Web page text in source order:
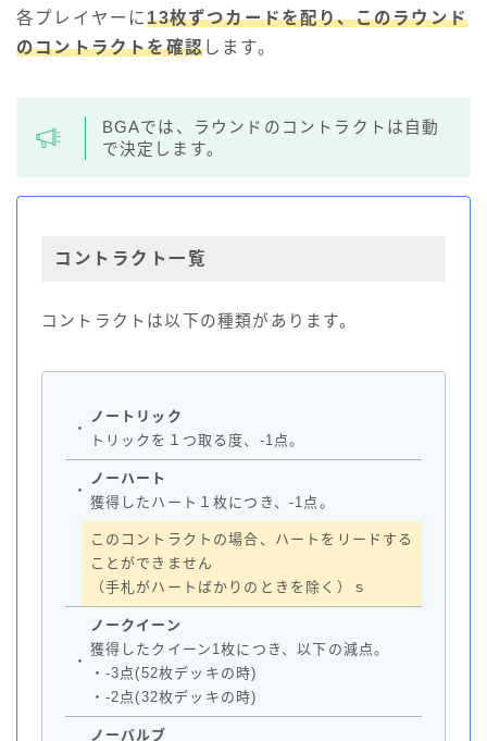
各プレイヤーに13枚ずつカードを配り、このラウンド
のコントラクトを確認します。
BGAでは、ラウンドのコントラクトは自動
で決定します。
コントラクト一覧
コントラクトは以下の種類があります。
・
ノートリック
トリックを１つ取る度、-1点。
・
ノーハート
獲得したハート１枚につき、-1点。
このコントラクトの場合、ハートをリードする
ことができません
（手札がハートばかりのときを除く）ｓ
・
ノークイーン
獲得したクイーン1枚につき、以下の減点。
・-3点(52枚デッキの時)
・-2点(32枚デッキの時)
ノーバルブ